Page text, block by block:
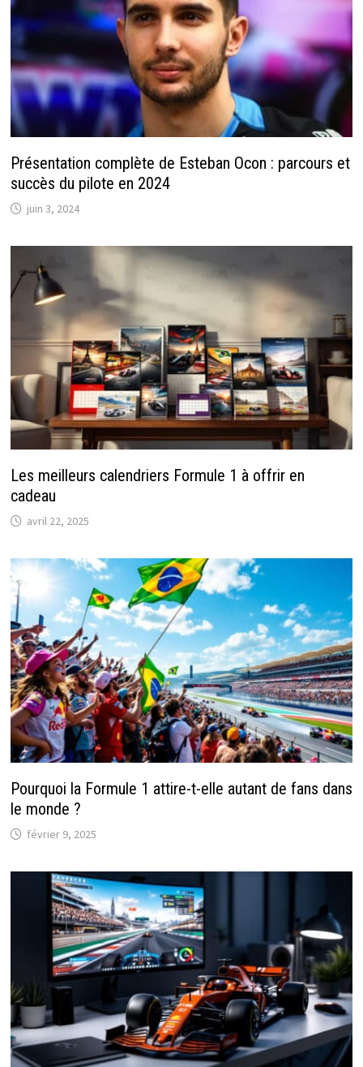
Présentation complète de Esteban Ocon : parcours et
succès du pilote en 2024
juin 3, 2024
Les meilleurs calendriers Formule 1 à offrir en
cadeau
avril 22, 2025
Pourquoi la Formule 1 attire-t-elle autant de fans dans
le monde ?
février 9, 2025